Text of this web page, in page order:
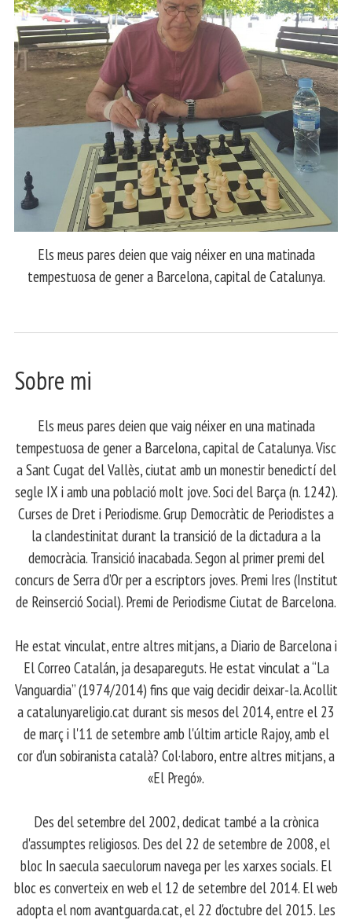
Els meus pares deien que vaig néixer en una matinada
tempestuosa de gener a Barcelona, capital de Catalunya.
Sobre mi
Els meus pares deien que vaig néixer en una matinada
tempestuosa de gener a Barcelona, capital de Catalunya. Visc
a Sant Cugat del Vallès, ciutat amb un monestir benedictí del
segle IX i amb una població molt jove. Soci del Barça (n. 1242).
Curses de Dret i Periodisme. Grup Democràtic de Periodistes a
la clandestinitat durant la transició de la dictadura a la
democràcia. Transició inacabada. Segon al primer premi del
concurs de Serra d’Or per a escriptors joves. Premi Ires (Institut
de Reinserció Social). Premi de Periodisme Ciutat de Barcelona.
​ He estat vinculat, entre altres mitjans, a Diario de Barcelona i
El Correo Catalán, ja desapareguts. He estat vinculat a “La
Vanguardia” (1974/2014) fins que vaig decidir deixar-la. Acollit
a catalunyareligio.cat durant sis mesos del 2014, entre el 23
de març i l'11 de setembre amb l'últim article Rajoy, amb el
cor d'un sobiranista català? Col·laboro, entre altres mitjans, a
«El Pregó».
​ Des del setembre del 2002, dedicat també a la crònica
d'assumptes religiosos. Des del 22 de setembre de 2008, el
bloc In saecula saeculorum navega per les xarxes socials. El
bloc es converteix en web el 12 de setembre del 2014. El web
adopta el nom avantguarda.cat, el 22 d'octubre del 2015. Les